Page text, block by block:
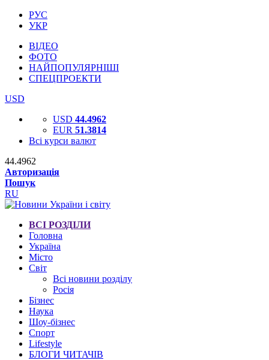
РУС
УКР
ВІДЕО
ФОТО
НАЙПОПУЛЯРНІШІ
СПЕЦПРОЕКТИ
USD
USD 44.4962
EUR 51.3814
Всі курси валют
44.4962
Авторизація
Пошук
RU
ВСІ РОЗДІЛИ
Головна
Україна
Місто
Світ
Всі новини розділу
Росія
Бізнес
Наука
Шоу-бізнес
Спорт
Lifestyle
БЛОГИ ЧИТАЧІВ